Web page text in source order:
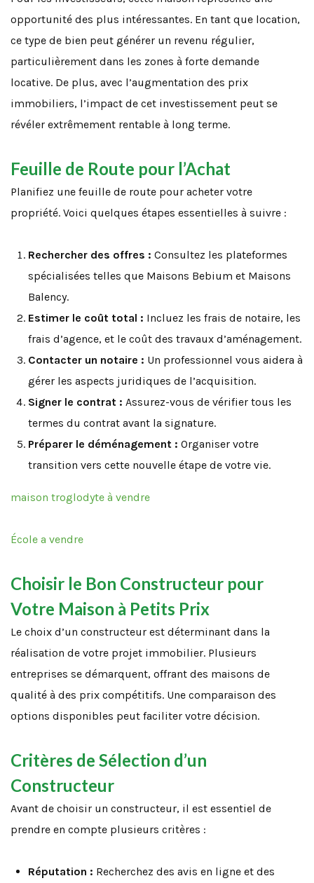
opportunité des plus intéressantes. En tant que location,
ce type de bien peut générer un revenu régulier,
particulièrement dans les zones à forte demande
locative. De plus, avec l’augmentation des prix
immobiliers, l’impact de cet investissement peut se
révéler extrêmement rentable à long terme.
Feuille de Route pour l’Achat
Planifiez une feuille de route pour acheter votre
propriété. Voici quelques étapes essentielles à suivre :
Rechercher des offres : Consultez les plateformes
spécialisées telles que Maisons Bebium et Maisons
Balency.
Estimer le coût total : Incluez les frais de notaire, les
frais d’agence, et le coût des travaux d’aménagement.
Contacter un notaire : Un professionnel vous aidera à
gérer les aspects juridiques de l’acquisition.
Signer le contrat : Assurez-vous de vérifier tous les
termes du contrat avant la signature.
Préparer le déménagement : Organiser votre
transition vers cette nouvelle étape de votre vie.
maison troglodyte à vendre
École a vendre
Choisir le Bon Constructeur pour
Votre Maison à Petits Prix
Le choix d’un constructeur est déterminant dans la
réalisation de votre projet immobilier. Plusieurs
entreprises se démarquent, offrant des maisons de
qualité à des prix compétitifs. Une comparaison des
options disponibles peut faciliter votre décision.
Critères de Sélection d’un
Constructeur
Avant de choisir un constructeur, il est essentiel de
prendre en compte plusieurs critères :
Réputation : Recherchez des avis en ligne et des